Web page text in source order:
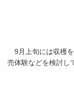
9月上旬には収穫
売体験などを検討し